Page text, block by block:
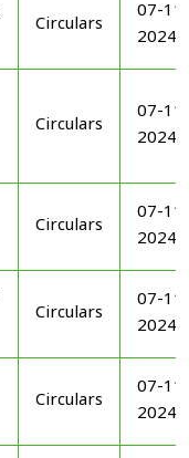
Circulars
07-11-
2024
Circulars
07-11-
2024
Circulars
07-11-
2024
Circulars
07-11-
2024
Circulars
07-11-
2024